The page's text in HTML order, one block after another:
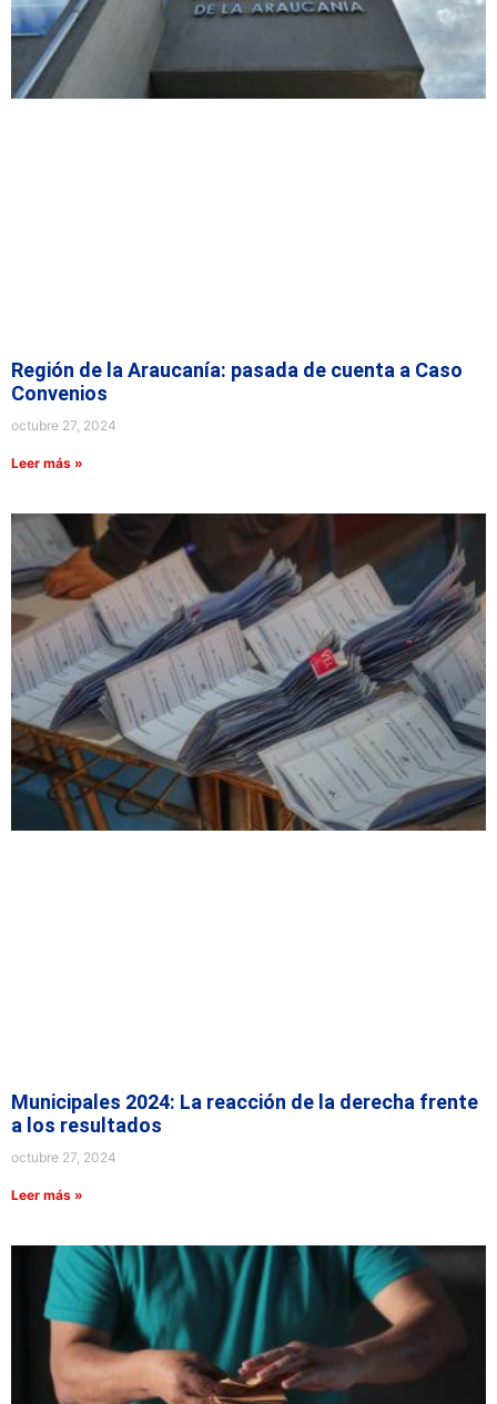
Región de la Araucanía: pasada de cuenta a Caso
Convenios
octubre 27, 2024
Leer más »
Municipales 2024: La reacción de la derecha frente
a los resultados
octubre 27, 2024
Leer más »